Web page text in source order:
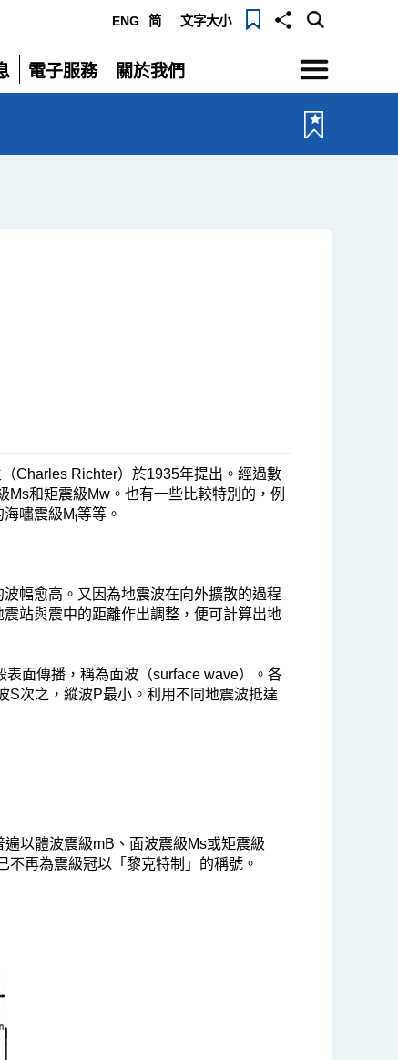
ENG 简 文字大小
電子服務
展
關於我們
展
選
單
Charles Richter）於1935年提出。經過數
和矩震級Mw。也有一些比較特別的，例
海嘯震級Mt等等。
幅愈高。又因為地震波在向外擴散的過程
站與震中的距離作出調整，便可計算出地
面傳播，稱為面波（surface wave）。各
S次之，縱波P最小。利用不同地震波抵達
以體波震級mB、面波震級Ms或矩震級
再為震級冠以「黎克特制」的稱號。